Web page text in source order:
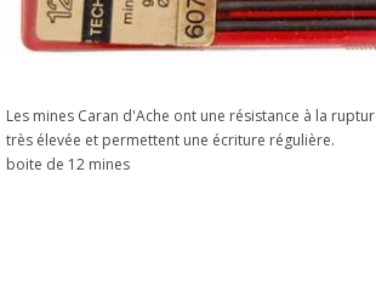
Les mines Caran d'Ache ont une résistance à la
très élevée et permettent une écriture régulière.
boite de 12 mines